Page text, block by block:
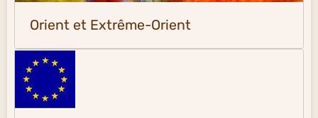
Orient et Extrême-Orient